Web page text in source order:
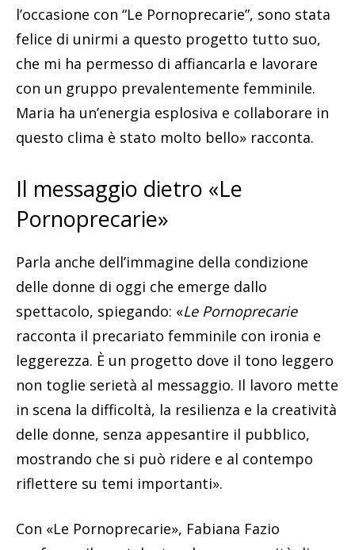
l’occasione con “Le Pornoprecarie”, sono stata
felice di unirmi a questo progetto tutto suo,
che mi ha permesso di affiancarla e lavorare
con un gruppo prevalentemente femminile.
Maria ha un’energia esplosiva e collaborare in
questo clima è stato molto bello» racconta.
Il messaggio dietro «Le
Pornoprecarie»
Parla anche dell’immagine della condizione
delle donne di oggi che emerge dallo
spettacolo, spiegando: «Le Pornoprecarie
racconta il precariato femminile con ironia e
leggerezza. È un progetto dove il tono leggero
non toglie serietà al messaggio. Il lavoro mette
in scena la difficoltà, la resilienza e la creatività
delle donne, senza appesantire il pubblico,
mostrando che si può ridere e al contempo
riflettere su temi importanti».
Con «Le Pornoprecarie», Fabiana Fazio